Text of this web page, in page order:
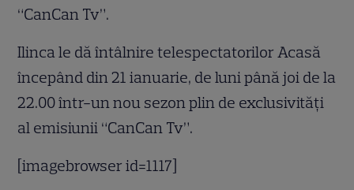
“CanCan Tv”.
Ilinca le dă întâlnire telespectatorilor Acasă
începând din 21 ianuarie, de luni până joi de la
22.00 într-un nou sezon plin de exclusivităţi
al emisiunii “CanCan Tv”.
[imagebrowser id=1117]